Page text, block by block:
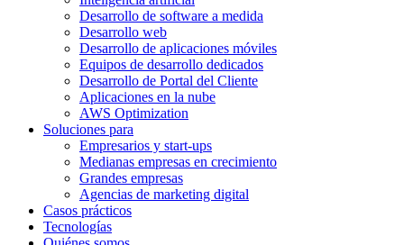
Desarrollo de software a medida
Desarrollo web
Desarrollo de aplicaciones móviles
Equipos de desarrollo dedicados
Desarrollo de Portal del Cliente
Aplicaciones en la nube
AWS Optimization
Soluciones para
Empresarios y start-ups
Medianas empresas en crecimiento
Grandes empresas
Agencias de marketing digital
Casos prácticos
Tecnologías